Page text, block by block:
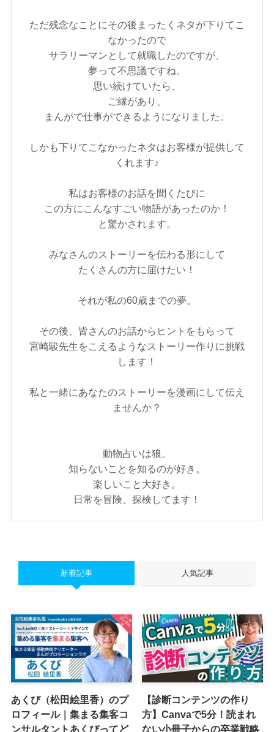
ただ残念なことにその後まったくネタが下りてこ
なかったので
サラリーマンとして就職したのですが、
夢って不思議ですね。
思い続けていたら、
ご縁があり、
まんがで仕事ができるようになりました。
しかも下りてこなかったネタはお客様が提供して
くれます♪
私はお客様のお話を聞くたびに
この方にこんなすごい物語があったのか！
と驚かされます。
みなさんのストーリーを伝わる形にして
たくさんの方に届けたい！
それが私の60歳までの夢。
その後、皆さんのお話からヒントをもらって
宮崎駿先生をこえるようなストーリー作りに挑戦
します！
私と一緒にあなたのストーリーを漫画にして伝え
ませんか？
動物占いは狼。
知らないことを知るのが好き。
楽しいこと大好き。
日常を冒険、探検してます！
新着記事 人気記事
あくび（松田絵里香）のプ
ロフィール｜集まる集客コ
ンサルタントあくびってど
【診断コンテンツの作り
方】Canvaで5分！読まれ
ない小冊子からの卒業戦略